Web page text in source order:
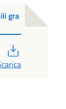
gra